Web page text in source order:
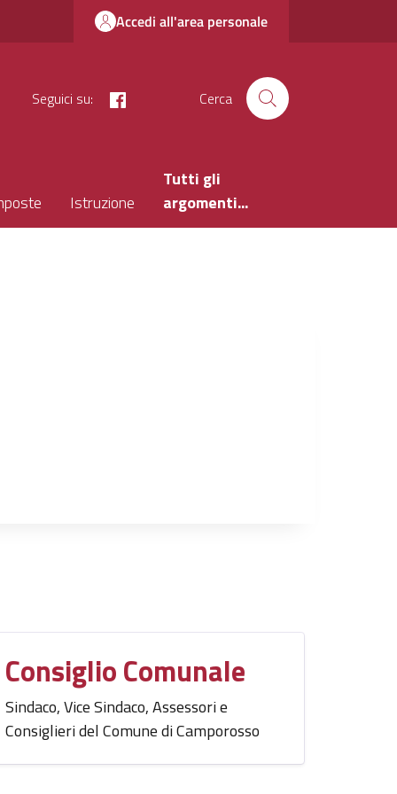
Accedi all'area personale
Seguici su: Cerca
Istruzione
Tutti gli
argomenti...
Consiglio Comunale
Sindaco, Vice Sindaco, Assessori e
Consiglieri del Comune di Camporosso